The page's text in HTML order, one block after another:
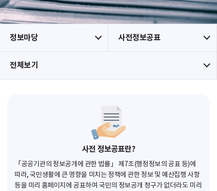
정보마당 사전정보공표
전체보기
사전 정보공표란?
「공공기관의 정보공개에 관한 법률」 제7조(행정정보의 공표 등)에
따라, 국민생활에 큰 영향을 미치는 정책에 관한 정보 및 예산집행 사항
등을 미리 홈페이지에 공표하여 국민의 정보공개 청구가 없더라도 미리